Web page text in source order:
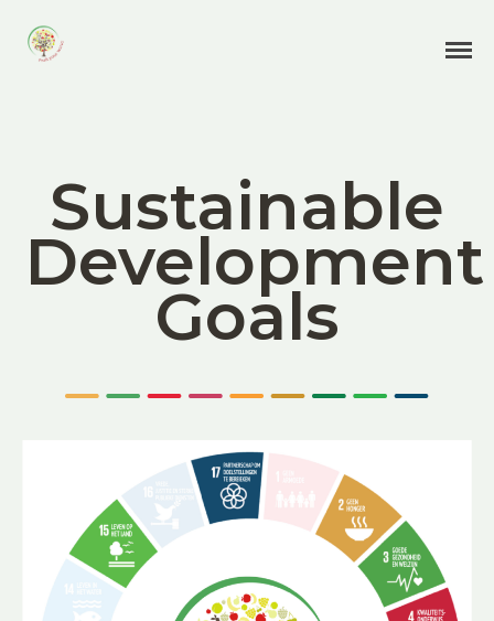
Bomen en insecten
Stad
Verbinden
CO2 & Milieu
Sustainable
Development
Goals